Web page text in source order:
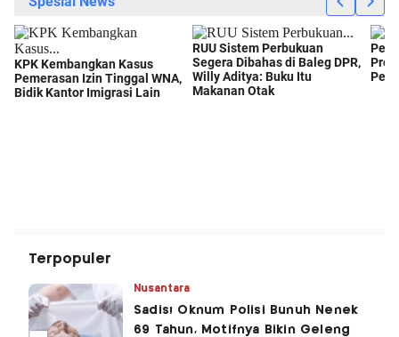
Terpopuler
Nusantara
Sadis! Oknum Polisi Bunuh Nenek
69 Tahun, Motifnya Bikin Geleng